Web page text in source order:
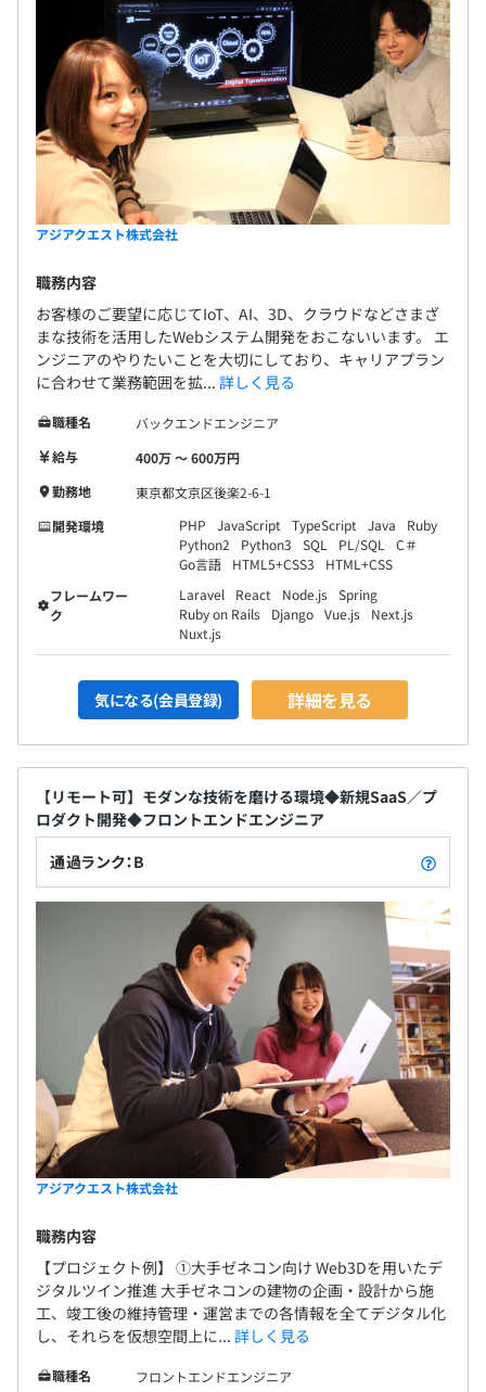
アジアクエスト株式会社
職務内容
お客様のご要望に応じてIoT、AI、3D、クラウドなどさまざ
まな技術を活用したWebシステム開発をおこないいます。 エ
ンジニアのやりたいことを大切にしており、キャリアプラン
に合わせて業務範囲を拡... 詳しく見る
職種名
バックエンドエンジニア
給与
400万 〜 600万円
勤務地
東京都文京区後楽2-6-1
開発環境
PHP JavaScript TypeScript Java
Ruby
Python2
Python3 SQL PL/SQL
C＃
Go言語
HTML5+CSS3
HTML+CSS
フレームワー
ク
Laravel React Node.js Spring
Ruby on Rails
Django Vue.js
Next.js
Nuxt.js
気になる(会員登録) 詳細を見る
【リモート可】モダンな技術を磨ける環境◆新規SaaS／プ
ロダクト開発◆フロントエンドエンジニア
通過ランク：B
アジアクエスト株式会社
職務内容
【プロジェクト例】 ①大手ゼネコン向け Web3Dを用いたデ
ジタルツイン推進 大手ゼネコンの建物の企画・設計から施
工、竣工後の維持管理・運営までの各情報を全てデジタル化
し、それらを仮想空間上に... 詳しく見る
職種名
フロントエンドエンジニア